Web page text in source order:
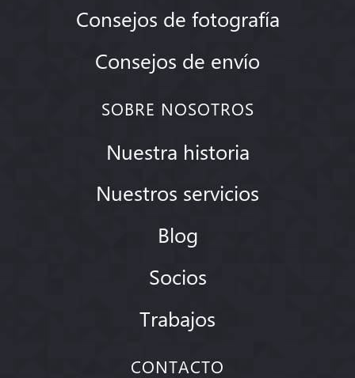
Consejos de fotografía
Consejos de envío
SOBRE NOSOTROS
Nuestra historia
Nuestros servicios
Blog
Socios
Trabajos
CONTACTO